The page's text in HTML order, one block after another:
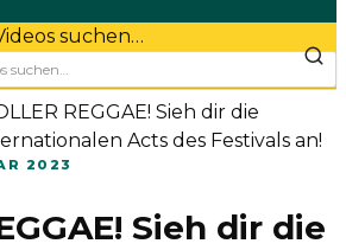
suchen…
REGGAE! Sieh dir die
Acts des Festivals an!
2023
Sieh dir die